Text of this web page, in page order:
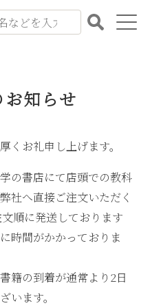
知らせ
くお礼申し上げます。
の書店にて店頭での教科
社へ直接ご注文いただく
順に発送しております
時間がかかっておりま
籍の到着が通常より2日
います。